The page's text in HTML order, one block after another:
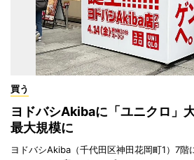
買う
ヨドバシAkibaに「ユニクロ」
最大規模に
ヨドバシAkiba（千代田区神田花岡町1）7階